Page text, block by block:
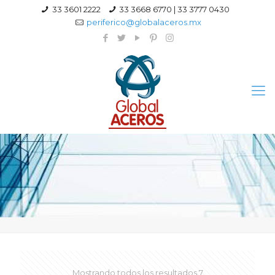
33 3601 2222
33 3668 6770 | 33 3777 0430
periferico@globalaceros.mx
Mostrando todos los resultados 7